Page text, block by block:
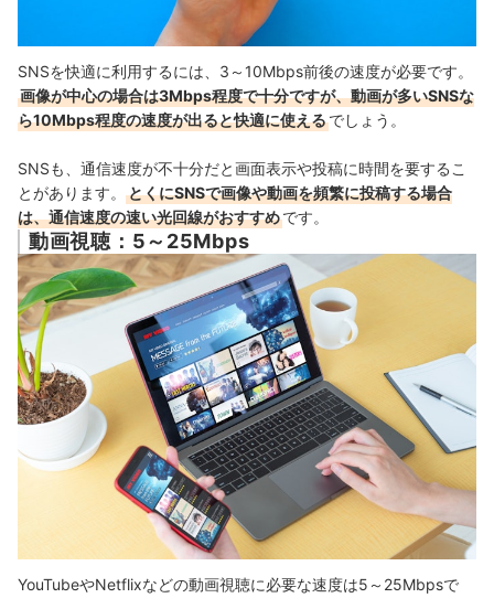
SNSを快適に利用するには、3～10Mbps前後の速度が必要です。
画像が中心の場合は3Mbps程度で十分ですが、動画が多いSNSな
ら10Mbps程度の速度が出ると快適に使えるでしょう。
SNSも、通信速度が不十分だと画面表示や投稿に時間を要するこ
とがあります。
とくにSNSで画像や動画を頻繁に投稿する場合
は、通信速度の速い光回線がおすすめです。
動画視聴：5～25Mbps
YouTubeやNetflixなどの動画視聴に必要な速度は5～25Mbpsで